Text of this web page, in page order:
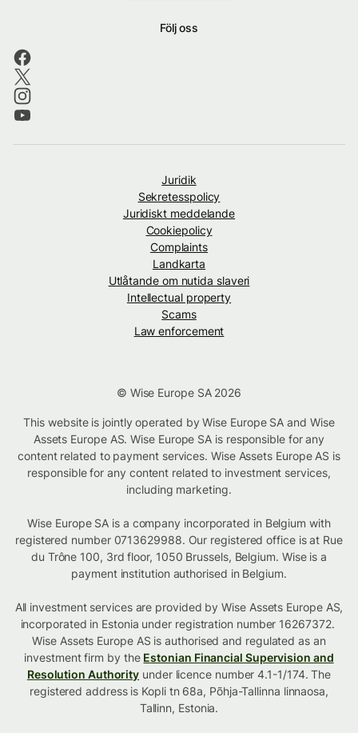
Följ oss
Juridik
Sekretesspolicy
Juridiskt meddelande
Cookiepolicy
Complaints
Landkarta
Utlåtande om nutida slaveri
Intellectual property
Scams
Law enforcement
© Wise Europe SA 2026
This website is jointly operated by Wise Europe SA and Wise
Assets Europe AS. Wise Europe SA is responsible for any
content related to payment services. Wise Assets Europe AS is
responsible for any content related to investment services,
including marketing.
Wise Europe SA is a company incorporated in Belgium with
registered number 0713629988. Our registered office is at Rue
du Trône 100, 3rd floor, 1050 Brussels, Belgium. Wise is a
payment institution authorised in Belgium.
All investment services are provided by Wise Assets Europe AS,
incorporated in Estonia under registration number 16267372.
Wise Assets Europe AS is authorised and regulated as an
investment firm by the Estonian Financial Supervision and
Resolution Authority under licence number 4.1-1/174. The
registered address is Kopli tn 68a, Põhja-Tallinna linnaosa,
Tallinn, Estonia.